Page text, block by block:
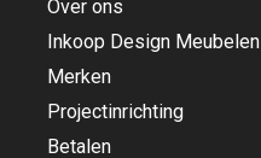
Over ons
Inkoop Design Meubelen
Merken
Projectinrichting
Betalen